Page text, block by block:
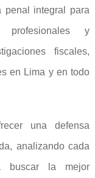
penal integral para
profesionales y
fiscales,
en Lima y en todo
una defensa
analizando cada
buscar la mejor